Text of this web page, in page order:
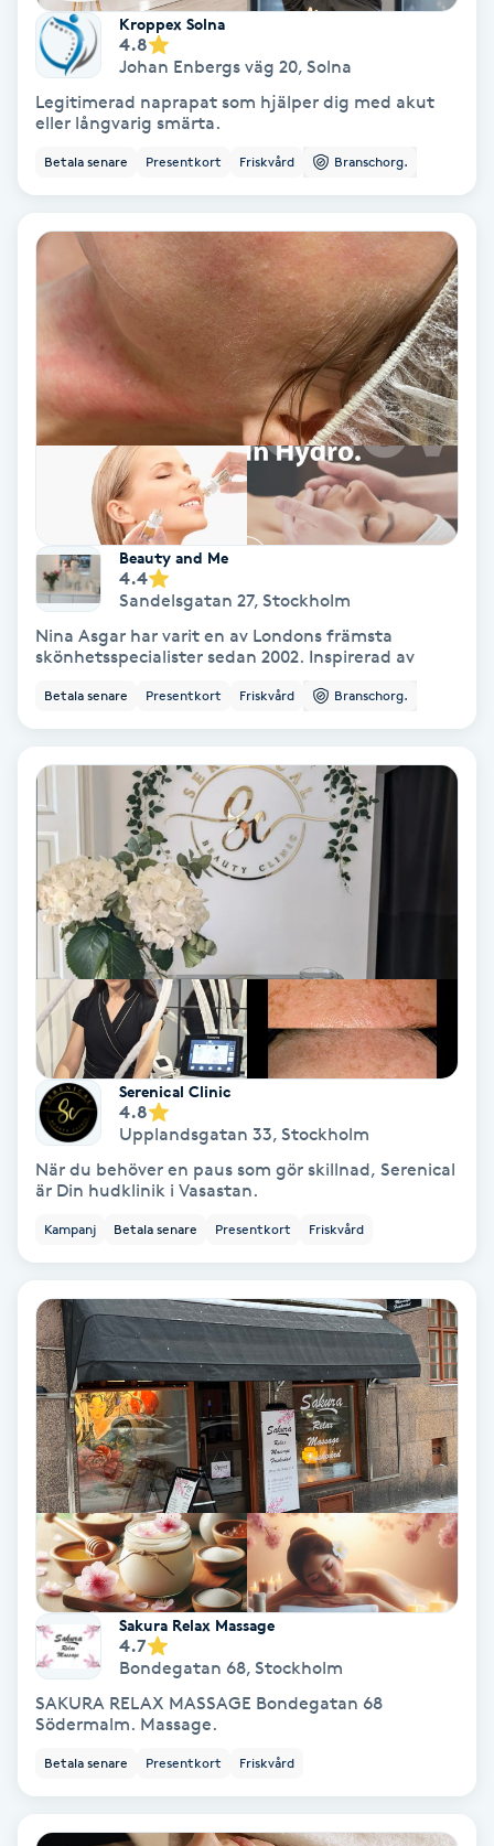
Färgning
Föning
Gelenaglar
Gellack med förstärkning
Gravidmassage
Gravidyoga
Gruppträning
Gua Sha-massage
Hatha Yoga
Headspa
Herrklippning
HIFU
Hollywood Peel
Hot Stone Massage
Hot yoga
Hudföryngring
Hudvård
Hyaluronsyra
Hyperhidros
Hypnos
Hårborttagning
Hårbottenbehandling
Kroppex Solna
4.8
Johan Enbergs väg 20, Solna
Legitimerad naprapat som hjälper dig med akut
eller långvarig smärta.
Betala senare Presentkort Friskvård Branschorg.
Beauty and Me
4.4
Sandelsgatan 27, Stockholm
Nina Asgar har varit en av Londons främsta
skönhetsspecialister sedan 2002. Inspirerad av
Betala senare Presentkort Friskvård Branschorg.
Serenical Clinic
4.8
Upplandsgatan 33, Stockholm
När du behöver en paus som gör skillnad, Serenical
är Din hudklinik i Vasastan.
Kampanj Betala senare Presentkort Friskvård
Sakura Relax Massage
4.7
Bondegatan 68, Stockholm
SAKURA RELAX MASSAGE Bondegatan 68
Södermalm. Massage.
Betala senare Presentkort Friskvård